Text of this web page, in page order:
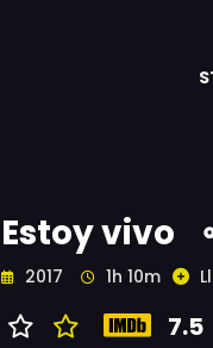
Estoy vivo
2017 1h 10m
7.5